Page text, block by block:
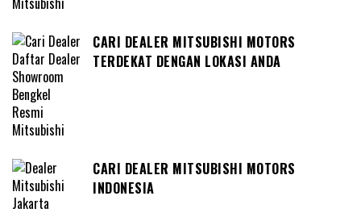
CARI DEALER MITSUBISHI MOTORS
TERDEKAT DENGAN LOKASI ANDA
CARI DEALER MITSUBISHI MOTORS
INDONESIA